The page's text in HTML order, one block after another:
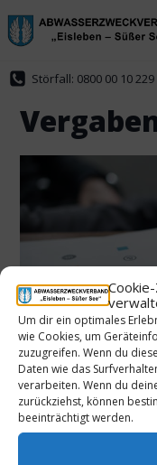
Um dir ein optimales
wie Cookies, um
zuzugreifen. Wenn du
Daten wie das
verarbeiten. Wenn du
zurückziehst, können
beeinträchtigt werden.
Inhalt
springen
Störfall: 0800 00 10 229
2024
WEITERLESEN